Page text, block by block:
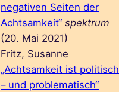
negativen Seiten der
Achtsamkeit“ spektrum
(20. Mai 2021)
Fritz, Susanne
„Achtsamkeit ist politisch
– und problematisch“